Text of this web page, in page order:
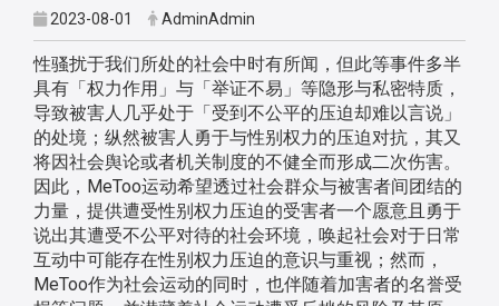
2023-08-01 AdminAdmin
性骚扰于我们所处的社会中时有所闻，但此等事件多半
具有「权力作用」与「举证不易」等隐形与私密特质，
导致被害人几乎处于「受到不公平的压迫却难以言说」
的处境；纵然被害人勇于与性别权力的压迫对抗，其又
将因社会舆论或者机关制度的不健全而形成二次伤害。
因此，MeToo运动希望透过社会群众与被害者间团结的
力量，提供遭受性别权力压迫的受害者一个愿意且勇于
说出其遭受不公平对待的社会环境，唤起社会对于日常
互动中可能存在性别权力压迫的意识与重视；然而，
MeToo作为社会运动的同时，也伴随着加害者的名誉受